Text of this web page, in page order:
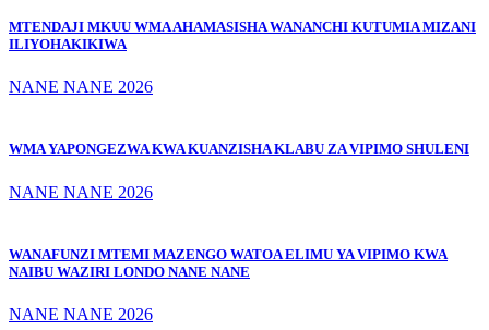
MTENDAJI MKUU WMA AHAMASISHA WANANCHI KUTUMIA MIZANI
ILIYOHAKIKIWA
NANE NANE 2026
WMA YAPONGEZWA KWA KUANZISHA KLABU ZA VIPIMO SHULENI
NANE NANE 2026
WANAFUNZI MTEMI MAZENGO WATOA ELIMU YA VIPIMO KWA
NAIBU WAZIRI LONDO NANE NANE
NANE NANE 2026